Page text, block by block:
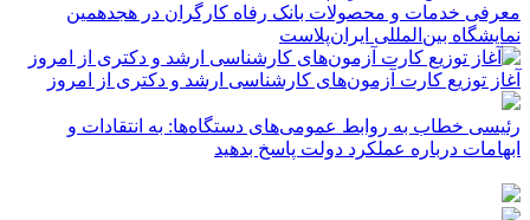
معرفی خدمات و محصولات بانک رفاه کارگران در هجدهمین
نمایشگاه بین‌المللی ایران‌پلاست
آغاز توزیع کارت آزمون‌های کارشناسی ارشد و دکتری از امروز
رئیسی خطاب به روابط عمومی‌های دستگاه‌ها: به انتقادات و
ابهامات درباره عملکرد دولت پاسخ بدهید